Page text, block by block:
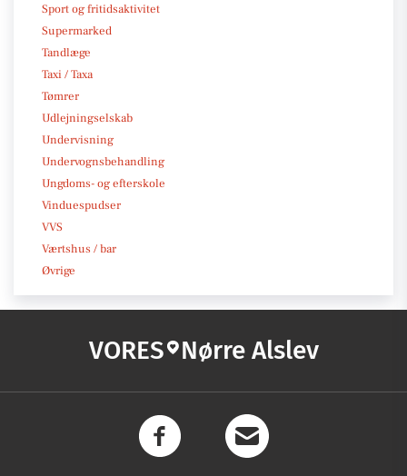
Sport og fritidsaktivitet
Supermarked
Tandlæge
Taxi / Taxa
Tømrer
Udlejningselskab
Undervisning
Undervognsbehandling
Ungdoms- og efterskole
Vinduespudser
VVS
Værtshus / bar
Øvrige
VORES Nørre Alslev